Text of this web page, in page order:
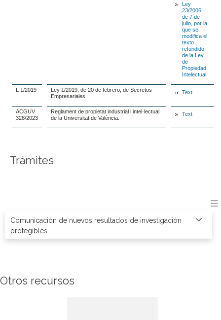
Ley
23/2006,
de 7 de
julio, por la
que se
modifica el
texto
refundido
de la Ley
de
Propiedad
Intelectual
L 1/2019
Ley 1/2019, de 20 de febrero, de Secretos
Empresariales
Text
ACGUV
328/2023
Reglament de propietat industrial i intel·lectual
de la Universitat de València.
Text
Trámites
Comunicación de nuevos resultados de investigación
protegibles
Otros recursos